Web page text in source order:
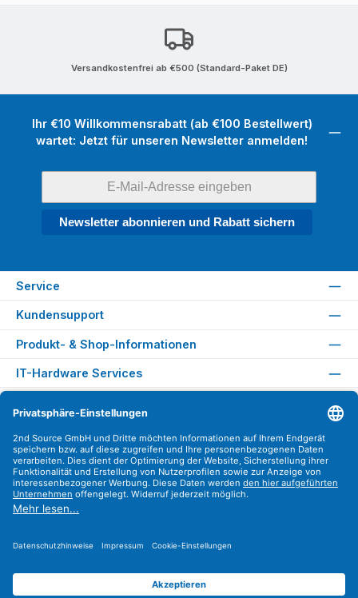
Versandkostenfrei ab €500 (Standard-Paket DE)
Ihr €10 Willkommensrabatt (ab €100 Bestellwert)
wartet: Jetzt für unseren Newsletter anmelden!
Newsletter abonnieren und Rabatt sichern
Service
Kundensupport
Produkt- & Shop-Informationen
IT-Hardware Services
Versandarten
Zahlungsarten
Sicher Einkaufen
Find us on